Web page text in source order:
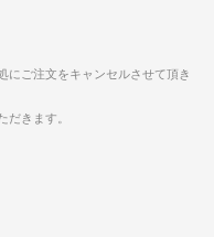
にご注文をキャンセルさせて頂き
だきます。